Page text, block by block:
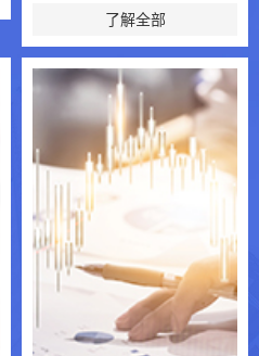
了解全部